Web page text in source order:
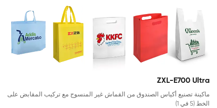
ZXL-E700 Ultra
ماكينة تصنيع أكياس الصندوق من القماش غير المنسوج مع تركيب المقابض على
الخط (5 في 1)